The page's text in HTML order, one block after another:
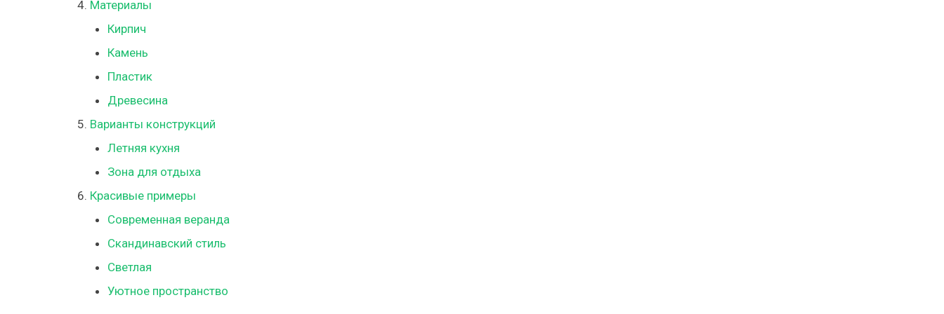
Материалы
Кирпич
Камень
Пластик
Древесина
Варианты конструкций
Летняя кухня
Зона для отдыха
Красивые примеры
Современная веранда
Скандинавский стиль
Светлая
Уютное пространство